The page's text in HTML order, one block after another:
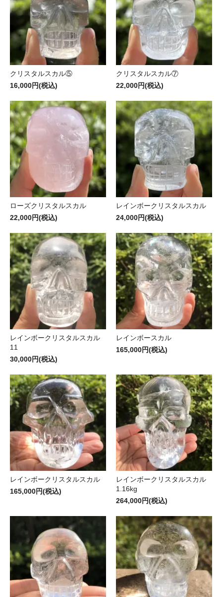
クリスタルスカル⑤
16,000円(税込)
クリスタルスカル⑦
22,000円(税込)
ローズクリスタルスカル
22,000円(税込)
レインボークリスタルスカル
24,000円(税込)
レインボークリスタルスカル
11
30,000円(税込)
レインボースカル
165,000円(税込)
レインボークリスタルスカル
165,000円(税込)
レインボークリスタルスカル
1.16kg
264,000円(税込)